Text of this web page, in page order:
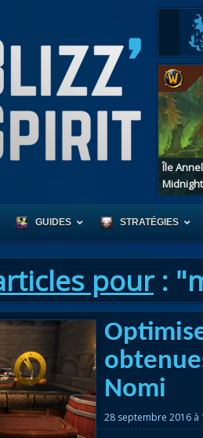
Île
Midnight
GUIDES
Coeur
Races
alliées
STRATÉGIES
pour:
Nomi
28 septembre 2016 à